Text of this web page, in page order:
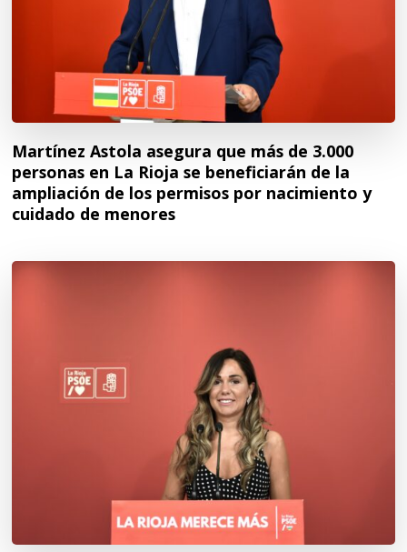
Martínez Astola asegura que más de 3.000
personas en La Rioja se beneficiarán de la
ampliación de los permisos por nacimiento y
cuidado de menores